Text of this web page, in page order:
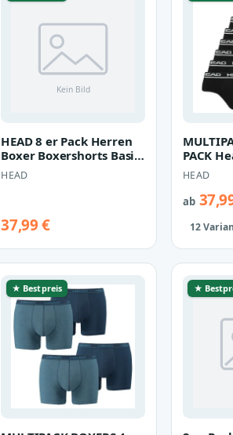
HEAD 8 er Pack Herren
Boxer Boxershorts Basic
Pant Unterwäsche
HEAD
37,99 €
PACK
Brief
HEAD
ab
12
★ Bestpreis ★